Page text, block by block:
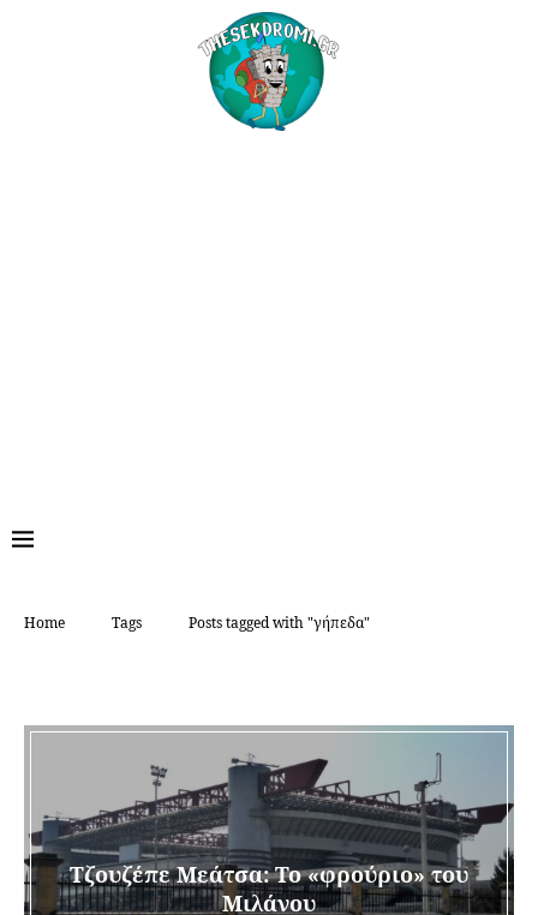
Home Tags Posts tagged with "γήπεδα"
Τζουζέπε Μεάτσα: Το «φρούριο» του
Μιλάνου